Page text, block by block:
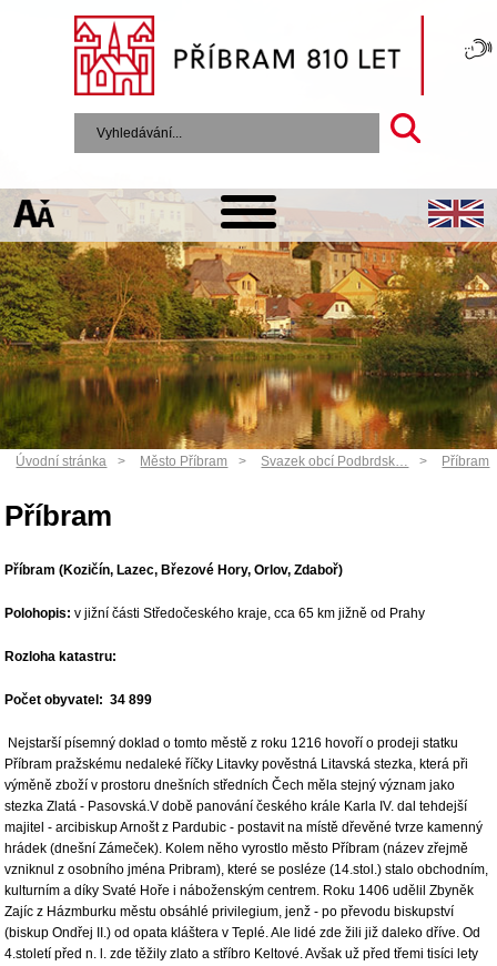
Úvodní stránka Město Příbram Svazek obcí Podbrdsk… Příbram
Příbram
Příbram (Kozičín, Lazec, Březové Hory, Orlov, Zdaboř)
Polohopis:v jižní části Středočeského kraje, cca 65 km jižně od Prahy
Rozloha katastru:
Počet obyvatel: 34 899
Nejstarší písemný doklad o tomto městě z roku 1216 hovoří o prodeji statku
Příbram pražskému nedaleké říčky Litavky pověstná Litavská stezka, která při
výměně zboží v prostoru dnešních středních Čech měla stejný význam jako
stezka Zlatá - Pasovská.V době panování českého krále Karla IV. dal tehdejší
majitel - arcibiskup Arnošt z Pardubic - postavit na místě dřevěné tvrze kamenný
hrádek (dnešní Zámeček). Kolem něho vyrostlo město Příbram (název zřejmě
vzniknul z osobního jména Pribram), které se posléze (14.stol.) stalo obchodním,
kulturním a díky Svaté Hoře i náboženským centrem. Roku 1406 udělil Zbyněk
Zajíc z Házmburku městu obsáhlé privilegium, jenž - po převodu biskupství
(biskup Ondřej II.) od opata kláštera v Teplé. Ale lidé zde žili již daleko dříve. Od
4.století před n. l. zde těžily zlato a stříbro Keltové. Avšak už před třemi tisíci lety